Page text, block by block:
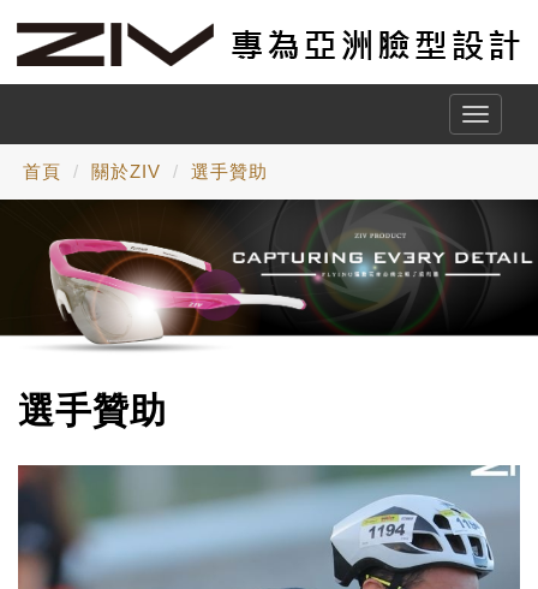
Toggle
首頁 關於ZIV 選手贊助
選手贊助